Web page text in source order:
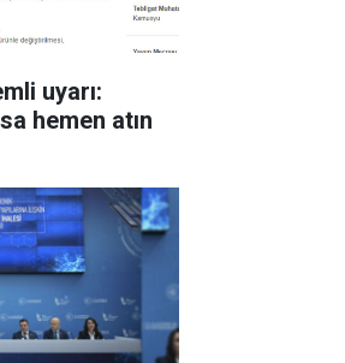
uyarı:
hemen atın